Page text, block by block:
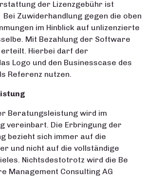
der Lizenzgebühr ist
Zuwiderhandlung gegen die oben
im Hinblick auf unlizenzierte
Mit Bezahlung der Software
erteilt. Hierbei darf der
Logo und den Businesscase des
Referenz nutzen.
Beratungsleistung wird im
vereinbart. Die Erbringung der
bezieht sich immer auf die
und nicht auf die vollständige
Nichtsdestotrotz wird die Be
Management Consulting AG